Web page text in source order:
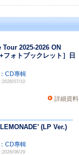
2025-2026 ON
フォトブックレット］日
CD專輯
07/10
詳細資料
(LP Ver.)
CD專輯
06/29